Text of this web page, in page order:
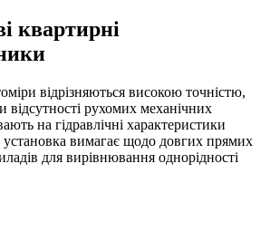
квартирні
відрізняються високою точністю,
відсутності рухомих механічних
на гідравлічні характеристики
установка вимагає щодо довгих прямих
для вирівнювання однорідності